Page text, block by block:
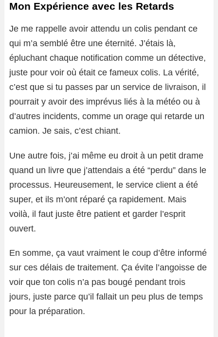
Mon Expérience avec les Retards
Je me rappelle avoir attendu un colis pendant ce
qui m’a semblé être une éternité. J’étais là,
épluchant chaque notification comme un détective,
juste pour voir où était ce fameux colis. La vérité,
c’est que si tu passes par un service de livraison, il
pourrait y avoir des imprévus liés à la météo ou à
d’autres incidents, comme un orage qui retarde un
camion. Je sais, c’est chiant.
Une autre fois, j’ai même eu droit à un petit drame
quand un livre que j’attendais a été “perdu” dans le
processus. Heureusement, le service client a été
super, et ils m’ont réparé ça rapidement. Mais
voilà, il faut juste être patient et garder l’esprit
ouvert.
En somme, ça vaut vraiment le coup d’être informé
sur ces délais de traitement. Ça évite l’angoisse de
voir que ton colis n’a pas bougé pendant trois
jours, juste parce qu’il fallait un peu plus de temps
pour la préparation.